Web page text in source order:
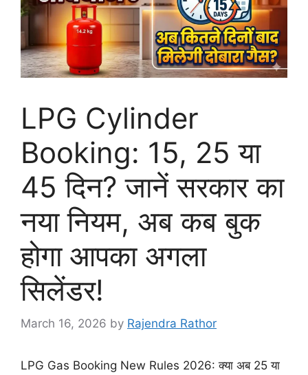
LPG Cylinder
Booking: 15, 25 या
45 दिन? जानें सरकार का
नया नियम, अब कब बुक
होगा आपका अगला
सिलेंडर!
March 16, 2026 by Rajendra Rathor
​LPG Gas Booking New Rules 2026: क्या अब 25 या